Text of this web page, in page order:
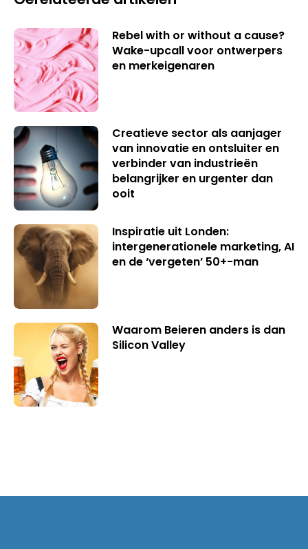
Rebel with or without a cause?
Wake-upcall voor ontwerpers
en merkeigenaren
Creatieve sector als aanjager
van innovatie en ontsluiter en
verbinder van industrieën
belangrijker en urgenter dan
ooit
Inspiratie uit Londen:
intergenerationele marketing, AI
en de ‘vergeten’ 50+-man
Waarom Beieren anders is dan
Silicon Valley